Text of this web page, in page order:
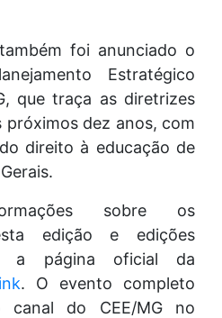
foi anunciado o
Estratégico
que traça as diretrizes
próximos dez anos, com
direito à educação de
sobre os
edição e edições
a página oficial da
. O evento completo
canal do CEE/MG no